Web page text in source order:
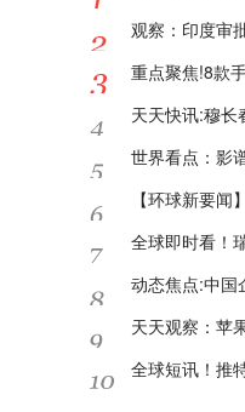
观察：印度审
重点聚焦!8款
天天快讯:穆长
世界看点：影
【环球新要
全球即时看！
动态焦点:中国
天天观察：苹
全球短讯！推